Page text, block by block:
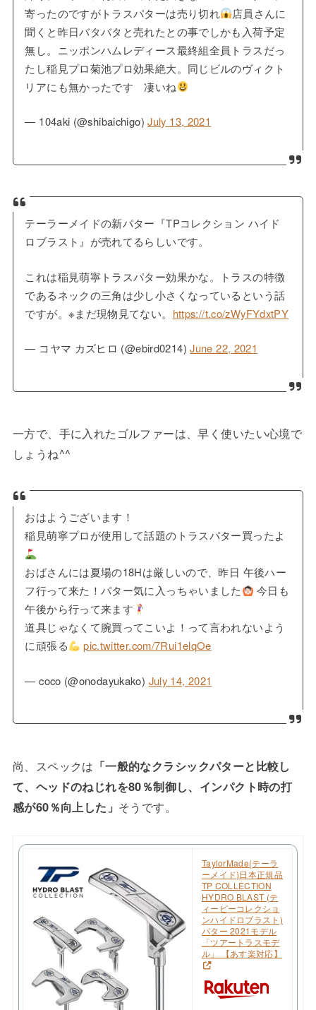
寄ったのですがトラスパターは売り切れ
店員さんに
聞くと昨日バタバタと売れたとの事でしかも入荷予定
無し。ニッポンハムレディース最終組全員トラスだっ
たし稲見プロ菊池プロ効果絶大。同じビルのヴィクト
リアにも無かったです 凄いね
— 104aki (@shibaichigo)July 13, 2021
テーラーメイドの新パター『TPコレクション ハイド
ロブラスト』が売れてるらしいです。
これは稲見萌寧トラスパター効果かな。トラスの特徴
であるネックの三角は少し小さくなっているという話
ですが。※まだ現物見てない。 https://t.co/zWyFYdxtPY
— コヤマ カズヒロ (@ebird0214)June 22, 2021
一方で、手に入れたゴルファーは、早く使いたい心境で
しょうね^^
おはようございます！
稲見萌寧プロが使用して話題のトラスパター買ったよ
おばさんには夏場の18Hは厳しいので、昨日 午後ハー
フ行って来た！パター気に入っちゃいました
今日も
午後から行って来ます
道具じゃなくて腕買ってこいよ！って言われないよう
に頑張る
pic.twitter.com/7Rui1elqOe
— coco (@onodayukako) July 14, 2021
尚、スペックは 「一般的なクラシックパターと比較し
て、ヘッドのねじれを80％制御し、インパクト時の打
感が60％向上した」 そうです。
TaylorMade(テーラ
ーメイド)日本正規品
TP COLLECTION
HYDRO BLAST (テ
ィーピーコレクショ
ンハイドロブラスト)
パター 2021モデル
「ツアートラスモデ
ル」 【あす楽対応】